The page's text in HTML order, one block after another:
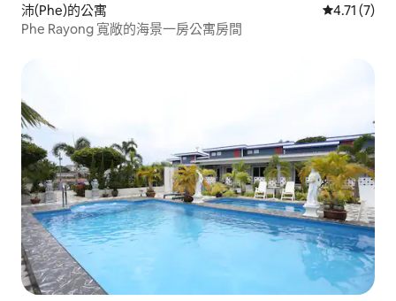
沛(Phe)的公寓 從 7 則評價
4.71 (7)
Phe Rayong 寬敞的海景一房公寓房間